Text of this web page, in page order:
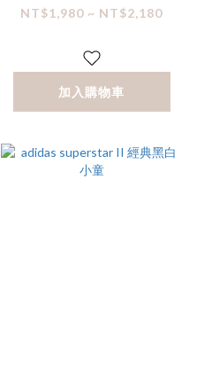
NT$1,980 ~ NT$2,180
加入購物車